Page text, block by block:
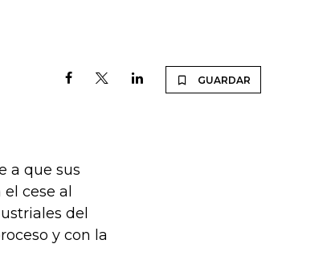
GUARDAR
a que sus
cese al
del
y con la